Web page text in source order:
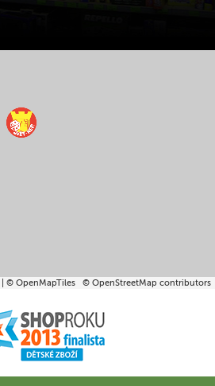
© OpenMapTiles © OpenStreetMap contributors